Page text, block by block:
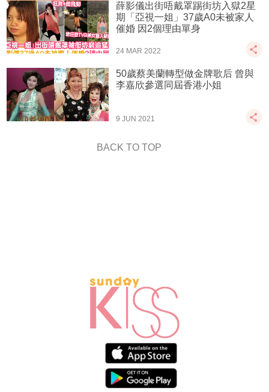
薛影儀出街唔戴罩踢街坊入獄2星
期「亞視一姐」37歲A0未被家人
催婚 因2個理由單身
24 MAR 2022
50歲蔡美蘭轉型做金牌歌后 曾與
李嘉欣參選同屆香港小姐
9 JUN 2021
BACK TO TOP